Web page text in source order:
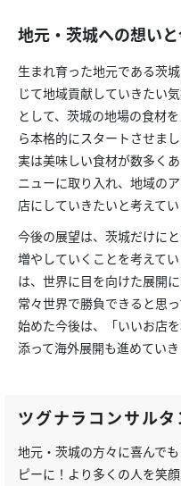
地元・茨城への想い
生まれ育った地元である茨
じて地域貢献していきたい
として、茨城の地場の食材
ら本格的にスタートさせま
実は美味しい食材が数多く
ニューに取り入れ、地域の
店にしていきたいと考えてい
今後の展望は、茨城だけに
増やしていくことを考えて
は、世界に目を向けた展開
常々世界で勝負できると思
始めた今後は、「いいお店
添って海外展開も進めていき
ツグナラコンサル
地元・茨城の方々に喜んで
ピーに！より多くの人を笑